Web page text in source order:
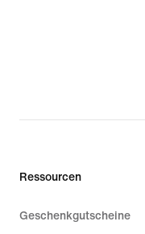
Ressourcen
Geschenkgutscheine